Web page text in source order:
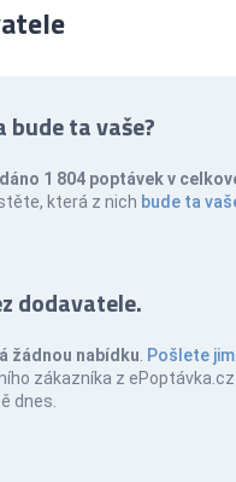
bude ta vaše?
1 804 poptávek v
která z nich bude ta
dodavatele.
žádnou nabídku Pošlete jim
zákazníka z ePoptávka.cz
dnes.